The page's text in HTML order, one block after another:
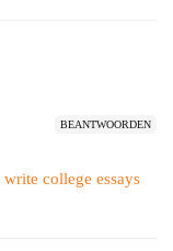
BEANTWOORDEN
write college essays